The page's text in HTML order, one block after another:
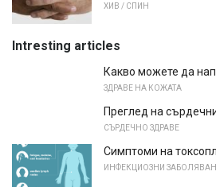
ХИВ / СПИН
Intresting articles
Какво можете да
ЗДРАВЕ НА КОЖАТА
Преглед на
СЪРДЕЧНО ЗДРАВЕ
Симптоми на
ИНФЕКЦИОЗНИ